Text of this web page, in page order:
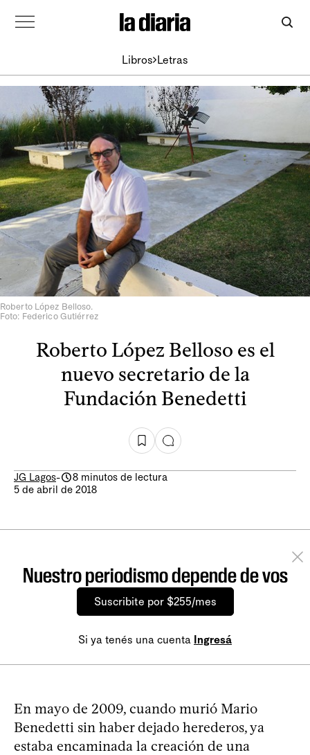
Libros Letras
Roberto López Belloso.
Foto: Federico Gutiérrez
Roberto López Belloso es el
nuevo secretario de la
Fundación Benedetti
JG Lagos-
8 minutos de lectura
5 de abril de 2018
Nuestro periodismo depende de vos
Suscribite por $255/mes
Si ya tenés una cuenta Ingresá
En mayo de 2009, cuando murió Mario
Benedetti sin haber dejado herederos, ya
estaba encaminada la creación de una